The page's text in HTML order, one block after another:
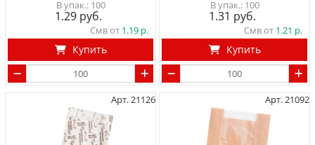
100
1.29
Смв от 1.19
Купить
100
1.31
Смв от 1.21
Купить
Арт. 21126 Арт. 21092